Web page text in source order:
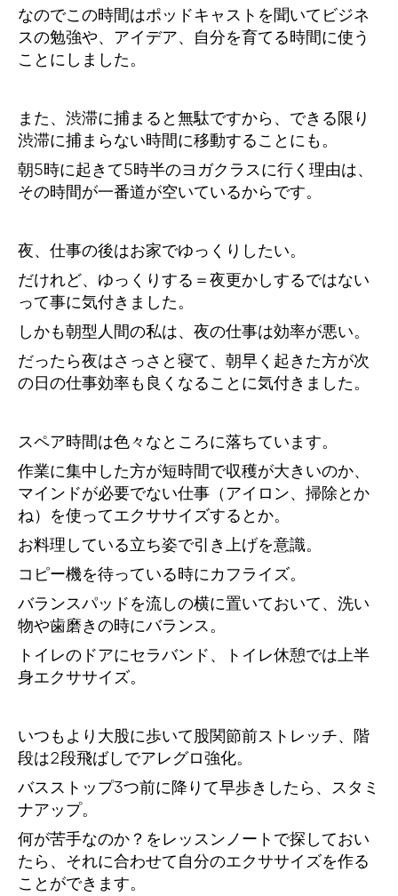
なのでこの時間はポッドキャストを聞いてビジネ
スの勉強や、アイデア、自分を育てる時間に使う
ことにしました。
また、渋滞に捕まると無駄ですから、できる限り
渋滞に捕まらない時間に移動することにも。
朝5時に起きて5時半のヨガクラスに行く理由は、
その時間が一番道が空いているからです。
夜、仕事の後はお家でゆっくりしたい。
だけれど、ゆっくりする＝夜更かしするではない
って事に気付きました。
しかも朝型人間の私は、夜の仕事は効率が悪い。
だったら夜はさっさと寝て、朝早く起きた方が次
の日の仕事効率も良くなることに気付きました。
スペア時間は色々なところに落ちています。
作業に集中した方が短時間で収穫が大きいのか、
マインドが必要でない仕事（アイロン、掃除とか
ね）を使ってエクササイズするとか。
お料理している立ち姿で引き上げを意識。
コピー機を待っている時にカフライズ。
バランスパッドを流しの横に置いておいて、洗い
物や歯磨きの時にバランス。
トイレのドアにセラバンド、トイレ休憩では上半
身エクササイズ。
いつもより大股に歩いて股関節前ストレッチ、階
段は2段飛ばしでアレグロ強化。
バスストップ3つ前に降りて早歩きしたら、スタミ
ナアップ。
何が苦手なのか？をレッスンノートで探しておい
たら、それに合わせて自分のエクササイズを作る
ことができます。